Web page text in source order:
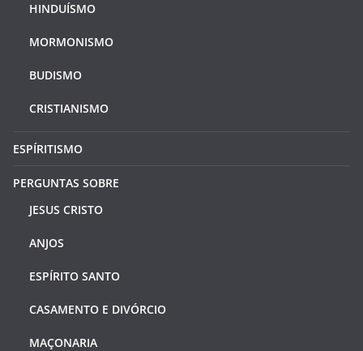
HINDUÍSMO
MORMONISMO
BUDISMO
CRISTIANISMO
ESPÍRITISMO
PERGUNTAS SOBRE
JESUS CRISTO
ANJOS
ESPÍRITO SANTO
CASAMENTO E DIVÓRCIO
MAÇONARIA